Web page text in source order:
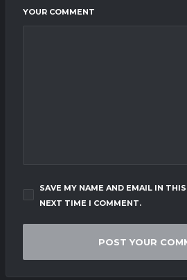
YOUR COMMENT
SAVE MY NAME AND EMAIL IN THIS
NEXT TIME I COMMENT.